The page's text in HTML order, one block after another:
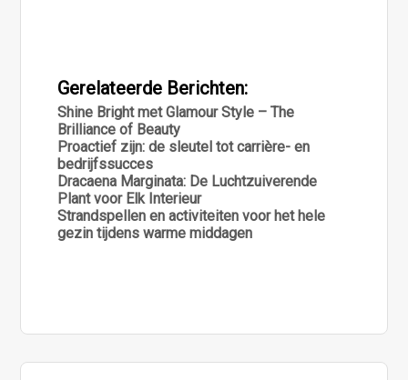
Gerelateerde Berichten:
Shine Bright met Glamour Style – The
Brilliance of Beauty
Proactief zijn: de sleutel tot carrière- en
bedrijfssucces
Dracaena Marginata: De Luchtzuiverende
Plant voor Elk Interieur
Strandspellen en activiteiten voor het hele
gezin tijdens warme middagen